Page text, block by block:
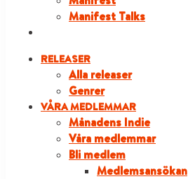
Manifest Talks
RELEASER
Alla releaser
Genrer
VÅRA MEDLEMMAR
Månadens Indie
Våra medlemmar
Bli medlem
Medlemsansökan